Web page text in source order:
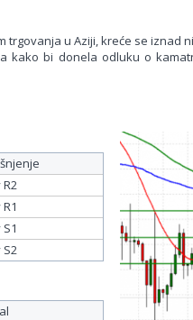
u Aziji, kreće se iznad
kako bi donela odluku o
S2